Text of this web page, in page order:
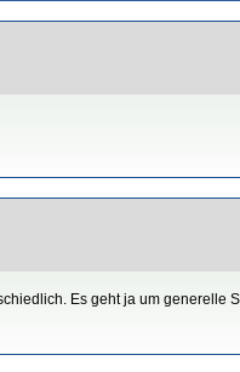
Es geht ja um generelle